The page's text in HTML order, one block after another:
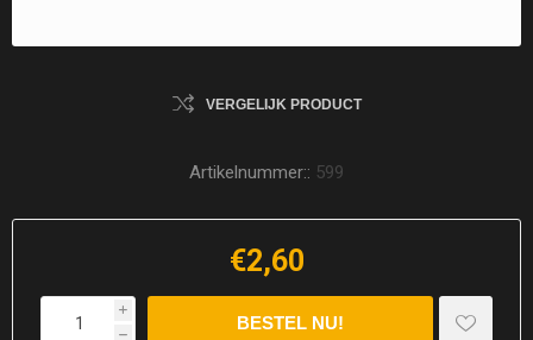
VERGELIJK PRODUCT
Artikelnummer:: 599
€2,60
i
h